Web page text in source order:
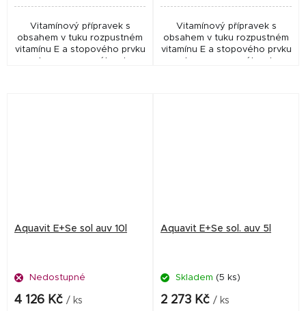
Vitamínový přípravek s
obsahem v tuku rozpustném
vitamínu E a stopového prvku
Vitamínový přípravek s
obsahem v tuku rozpustném
vitamínu E a stopového prvku
Aquavit E+Se sol auv 10l
Nedostupné
4 126 Kč / ks
Aquavit E+Se sol. auv 5l
Skladem (5 ks)
2 273 Kč / ks